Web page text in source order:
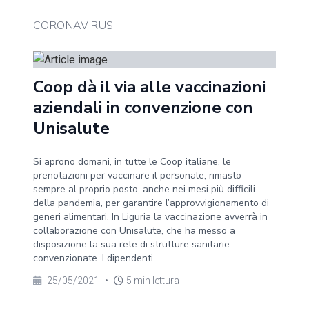
CORONAVIRUS
Coop dà il via alle vaccinazioni
aziendali in convenzione con
Unisalute
Si aprono domani, in tutte le Coop italiane, le
prenotazioni per vaccinare il personale, rimasto
sempre al proprio posto, anche nei mesi più difficili
della pandemia, per garantire l’approvvigionamento di
generi alimentari. In Liguria la vaccinazione avverrà in
collaborazione con Unisalute, che ha messo a
disposizione la sua rete di strutture sanitarie
convenzionate. I dipendenti ...
25/05/2021 • 5 min lettura